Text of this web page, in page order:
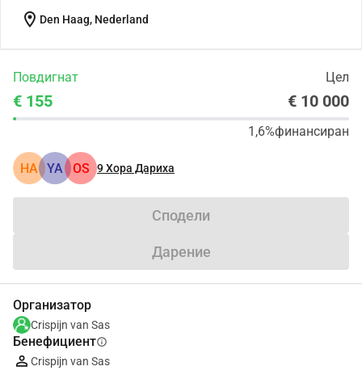
location_on Den Haag, Nederland
Повдигнат Цел
€ 155 € 10 000
1,6%финансиран
HA YA OS 9Хора Дариха
Сподели
Дарение
Организатор
Crispijn van Sas
Бенефициентinfo
Crispijn van Sas